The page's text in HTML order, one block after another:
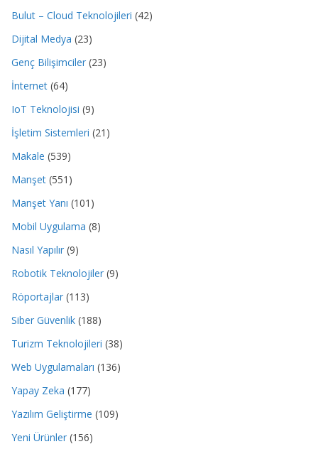
Bulut – Cloud Teknolojileri (42)
Dijital Medya (23)
Genç Bilişimciler (23)
İnternet (64)
IoT Teknolojisi (9)
İşletim Sistemleri (21)
Makale (539)
Manşet (551)
Manşet Yanı (101)
Mobil Uygulama (8)
Nasıl Yapılır (9)
Robotik Teknolojiler (9)
Röportajlar (113)
Siber Güvenlik (188)
Turizm Teknolojileri (38)
Web Uygulamaları (136)
Yapay Zeka (177)
Yazılım Geliştirme (109)
Yeni Ürünler (156)